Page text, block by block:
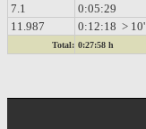
7.1
0:05:29
11.987
0:12:18 > 10'
Total: 0:27:58 h